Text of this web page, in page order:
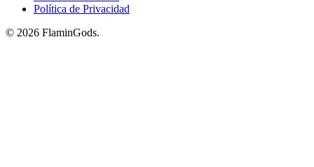
Política de Privacidad
© 2026 FlaminGods.